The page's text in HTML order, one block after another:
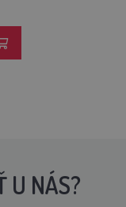
U NÁS?